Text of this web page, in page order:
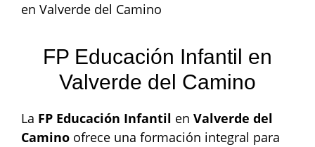
en Valverde del Camino
FP Educación Infantil en
Valverde del Camino
La FP Educación Infantil en Valverde del
Camino ofrece una formación integral para